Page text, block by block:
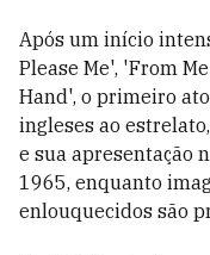
Após um início
Please Me', 'From
Hand', o primeiro
ingleses ao
e sua apresentação
1965, enquanto
enlouquecidos são